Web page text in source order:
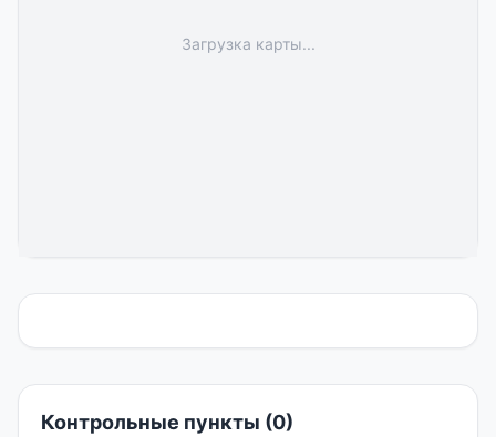
Загрузка карты...
Контрольные пункты (0)